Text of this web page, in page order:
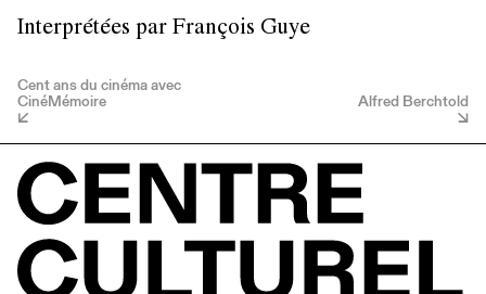
Interprétées par François Guye
Cent ans du cinéma avec
CinéMémoire Alfred Berchtold